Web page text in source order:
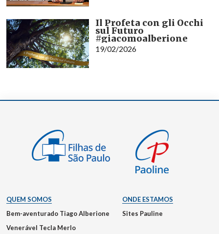
Il Profeta con gli Occhi
sul Futuro
#giacomoalberione
19/02/2026
QUEM SOMOS
Bem-aventurado Tiago Alberione
Venerável Tecla Merlo
ONDE ESTAMOS
Sites Pauline